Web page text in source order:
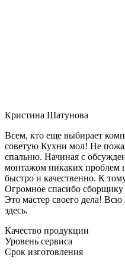
Кристина Шатунова
Всем, кто еще выбирает
советую Кухни мол! Не
спальню. Начиная с
монтажом никаких проблем
быстро и качественно. К
Огромное спасибо сборщику
Это мастер своего дела! Всю
здесь.
Качество продукции
Уровень сервиса
Срок изготовления